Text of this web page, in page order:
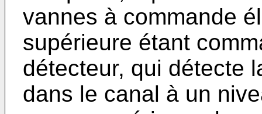
vannes à commande
supérieure étant
détecteur, qui détecte
dans le canal à un